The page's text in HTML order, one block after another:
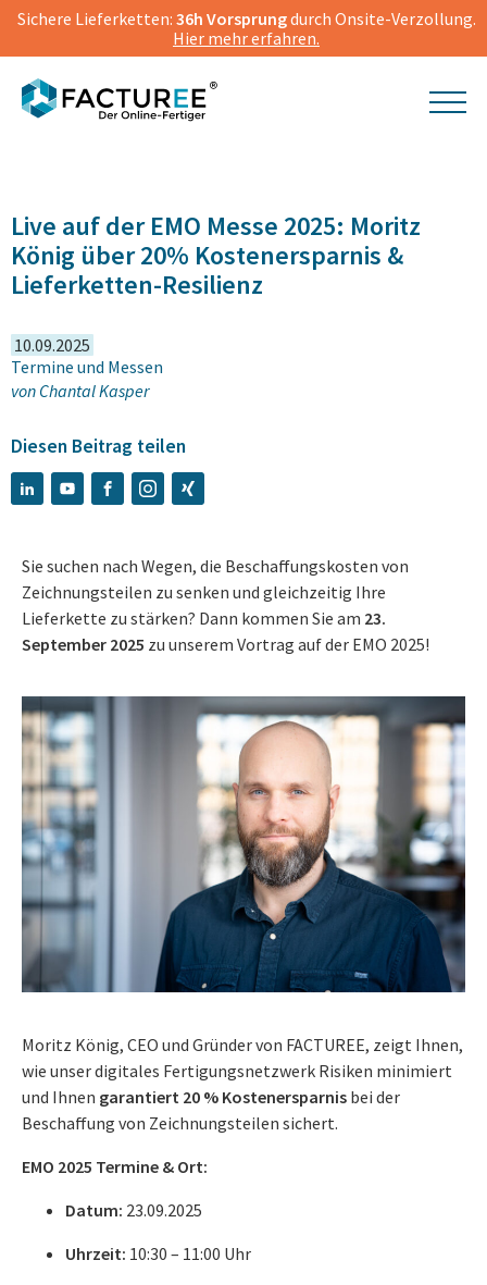
Sichere Lieferketten: 36h Vorsprungdurch Onsite-Verzollung.
Hier mehr erfahren.
Moritz König spricht am 23.09.2025 auf der EMO in Hannover
2025
Live auf der EMO Messe 2025: Moritz
König über 20% Kostenersparnis &
Lieferketten-Resilienz
10.09.2025
Termine und Messen
von Chantal Kasper
Diesen Beitrag teilen
Sie suchen nach Wegen, die Beschaffungskosten von
Zeichnungsteilen zu senken und gleichzeitig Ihre
Lieferkette zu stärken? Dann kommen Sie am 23.
September 2025 zu unserem Vortrag auf der EMO 2025!
Moritz König, CEO und Gründer von FACTUREE, zeigt Ihnen,
wie unser digitales Fertigungsnetzwerk Risiken minimiert
und Ihnen garantiert 20 % Kostenersparnis bei der
Beschaffung von Zeichnungsteilen sichert.
EMO 2025 Termine & Ort:
Datum: 23.09.2025
Uhrzeit: 10:30 – 11:00 Uhr